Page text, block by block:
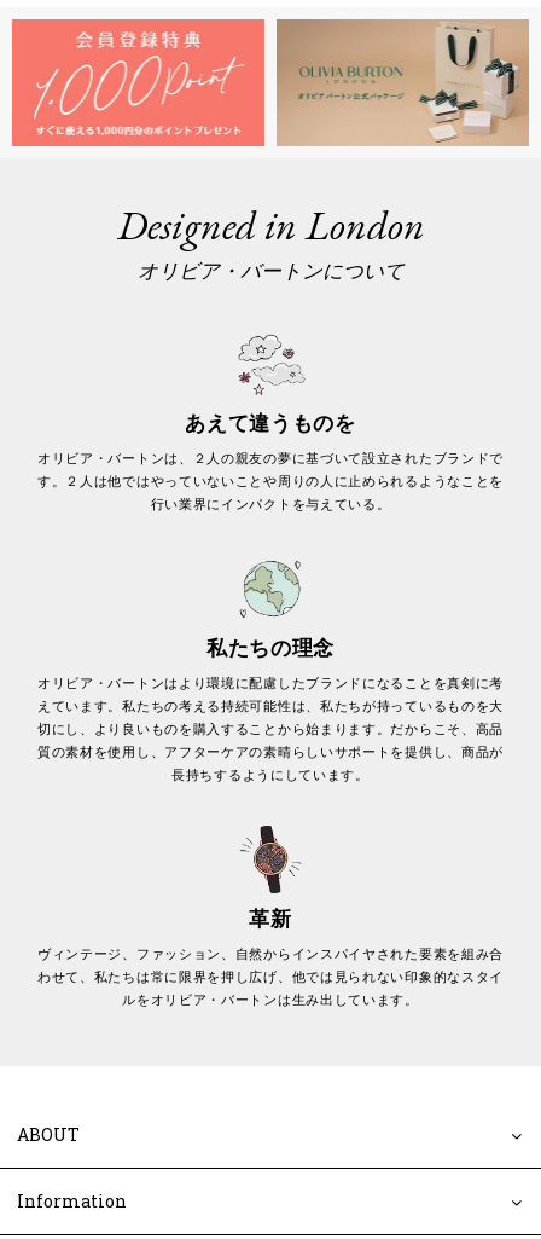
Designed in London
オリビア・バートンについて
あえて違うものを
オリビア・バートンは、２人の親友の夢に基づいて設立されたブランドで
す。２人は他ではやっていないことや周りの人に止められるようなことを
行い業界にインパクトを与えている。
私たちの理念
オリビア・バートンはより環境に配慮したブランドになることを真剣に考
えています。私たちの考える持続可能性は、私たちが持っているものを大
切にし、より良いものを購入することから始まります。だからこそ、高品
質の素材を使用し、アフターケアの素晴らしいサポートを提供し、商品が
長持ちするようにしています。
革新
ヴィンテージ、ファッション、自然からインスパイヤされた要素を組み合
わせて、私たちは常に限界を押し広げ、他では見られない印象的なスタイ
ルをオリビア・バートンは生み出しています。
ABOUT
Information